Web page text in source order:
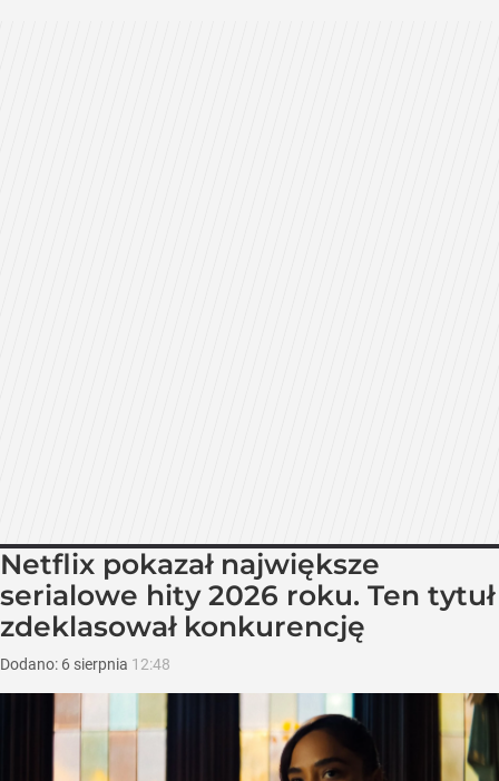
Netflix pokazał największe
serialowe hity 2026 roku. Ten tytuł
zdeklasował konkurencję
Dodano: 6 sierpnia 12:48